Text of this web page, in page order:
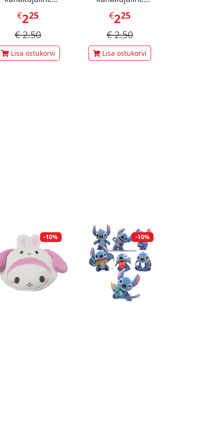
60 g
€225
€2.50
Lisa ostukorvi
šokolaadimaius 60 g
€225
€2.50
Lisa ostukorvi
-10% -10%